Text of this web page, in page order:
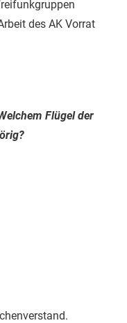
des AK Vorrat
Flügel der